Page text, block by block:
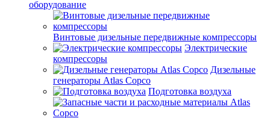
оборудование
Винтовые дизельные передвижные компрессоры
Электрические
компрессоры
Дизельные
генераторы Atlas Copco
Подготовка воздуха